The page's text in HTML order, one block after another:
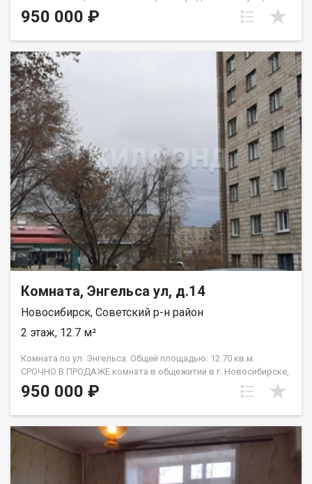
трехкомнатной квартире в хорошем состоянии.
Доля.Квартира полногабаритная,потолки высокие,кухня
школы, садик,поликлиника. Ждем на просмотр. Возможен
обмен на вашу недвижимость. Возможна продажа в
рассрочку. При звонке, пожалуйста, сообщите номер
варианта - JV009054112972.
950 000 ₽
Комната, Энгельса ул, д.14
Новосибирск, Советский р-н район
2 этаж, 12.7 м²
Комната по ул. Энгельса. Общей площадью: 12.70 кв.м.
СРОЧНО В ПРОДАЖЕ комната в общежитии в г. Новосибирске,
по адресу улица Энгельса, дом 14. Комната расположена на
втором этаже девятиэтажного здания. Теплая и светлая.
общежития расположена развитая инфраструктура. В
шаговой доступности находятся магазины, аптеки, банки.
Также рядом есть остановки общественного транспорта, что
позволит быстро добраться до любой точки города. С
документами полный порядок, быстрый выход на сделку.
950 000 ₽